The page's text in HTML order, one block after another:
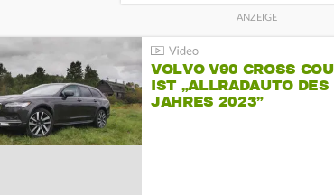
VOLVO V90 CROSS
IST „ALLRADAUTO DES
JAHRES 2023”